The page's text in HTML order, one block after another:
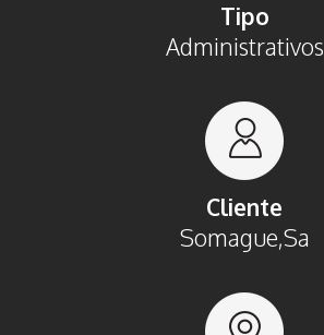
Tipo
Administrativos
Cliente
Somague,Sa